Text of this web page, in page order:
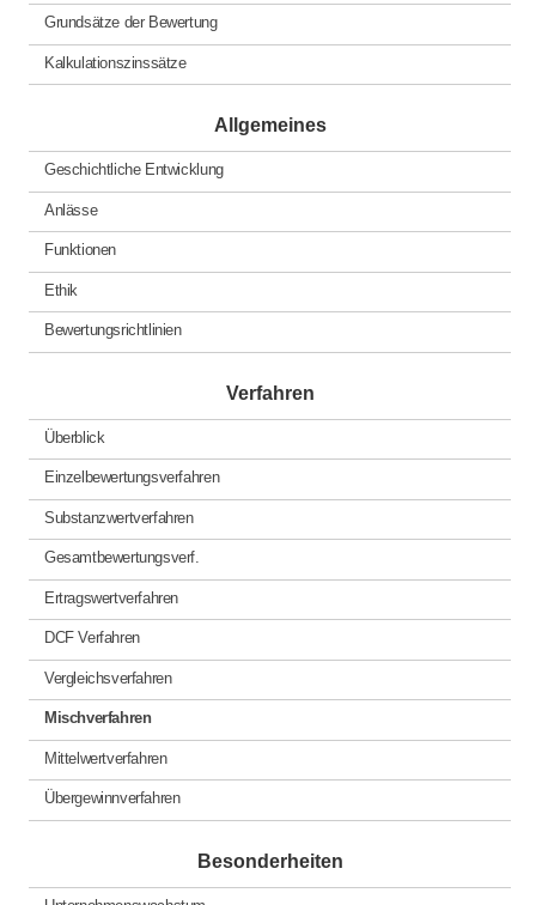
Grundsätze der Bewertung
Kalkulationszinssätze
Allgemeines
Geschichtliche Entwicklung
Anlässe
Funktionen
Ethik
Bewertungsrichtlinien
Verfahren
Überblick
Einzelbewertungsverfahren
Substanzwertverfahren
Gesamtbewertungsverf.
Ertragswertverfahren
DCF Verfahren
Vergleichsverfahren
Mischverfahren
Mittelwertverfahren
Übergewinnverfahren
Besonderheiten